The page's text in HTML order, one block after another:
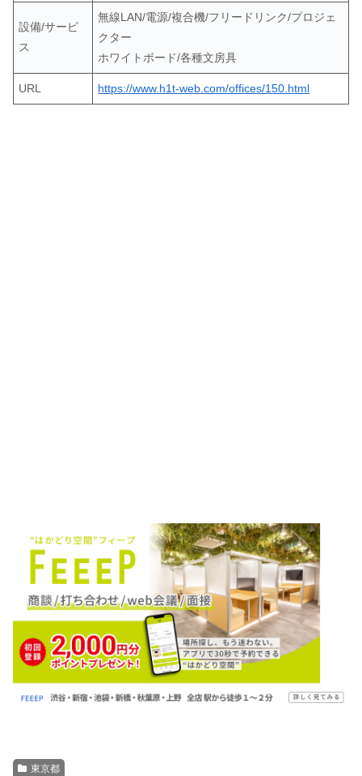
設備/サービ
ス
無線LAN/電源/複合機/フリードリンク/プロジェ
クター
ホワイトボード/各種文房具
URL https://www.h1t-web.com/offices/150.html
東京都